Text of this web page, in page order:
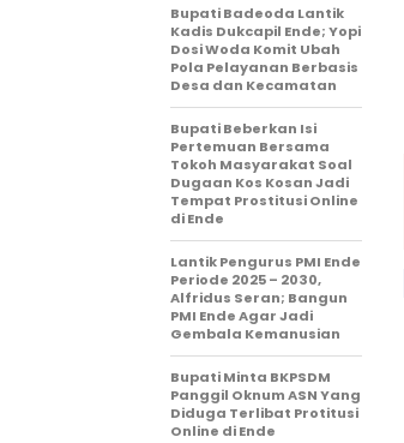
Bupati Badeoda Lantik
Kadis Dukcapil Ende; Yopi
Dosi Woda Komit Ubah
Pola Pelayanan Berbasis
Desa dan Kecamatan
Bupati Beberkan Isi
Pertemuan Bersama
Tokoh Masyarakat Soal
Dugaan Kos Kosan Jadi
Tempat Prostitusi Online
di Ende
Lantik Pengurus PMI Ende
Periode 2025 – 2030,
Alfridus Seran; Bangun
PMI Ende Agar Jadi
Gembala Kemanusian
Bupati Minta BKPSDM
Panggil Oknum ASN Yang
Diduga Terlibat Protitusi
Online di Ende